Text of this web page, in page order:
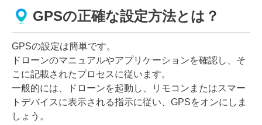
GPSの正確な設定方法とは？
GPSの設定は簡単です。
ドローンのマニュアルやアプリケーションを確認し、そ
こに記載されたプロセスに従います。
一般的には、ドローンを起動し、リモコンまたはスマー
トデバイスに表示される指示に従い、GPSをオンにしま
しょう。